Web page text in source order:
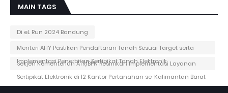
MAIN TAGS
Di eL Run 2024 Bandung
Menteri AHY Pastikan Pendaftaran Tanah Sesuai Target serta
Implementasi Penerbitan Sertipikat Tanah Elektronik
Sekjen Kementerian ATR/BPN Resmikan Implementasi Layanan
Sertipikat Elektronik di 12 Kantor Pertanahan se-Kalimantan Barat